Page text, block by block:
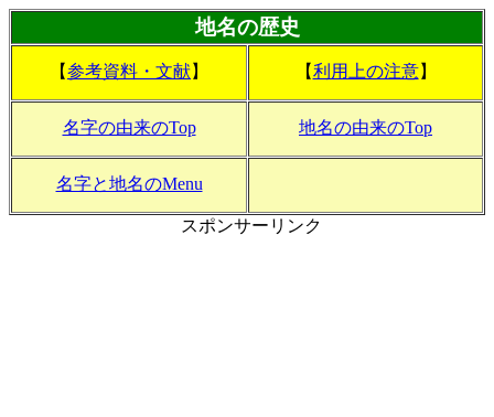
地名の歴史
【参考資料・文献】 【利用上の注意】
名字の由来のTop 地名の由来のTop
名字と地名のMenu
スポンサーリンク